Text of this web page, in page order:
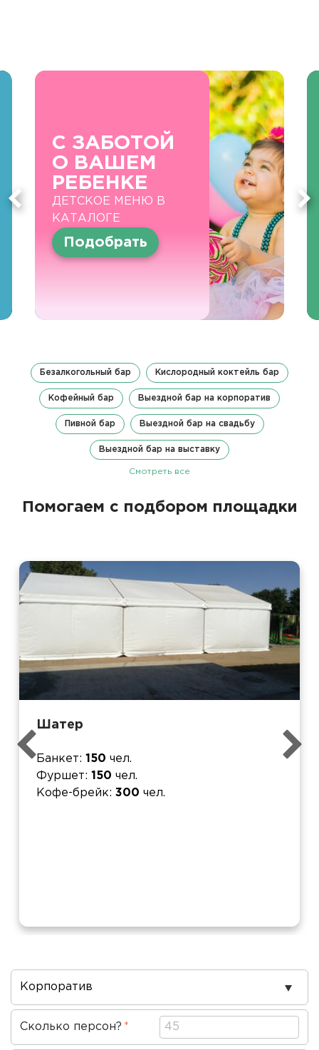
С ЗАБОТОЙ
О ВАШЕМ
РЕБЕНКЕ
ДЕТСКОЕ МЕНЮ В
КАТАЛОГЕ
Подобрать
Безалкогольный бар Кислородный коктейль бар
Кофейный бар Выездной бар на корпоратив
Пивной бар Выездной бар на свадьбу
Выездной бар на выставку
Смотреть все
Помогаем с подбором площадки
Шатер
Банкет 150 чел.
Фуршет
150 чел.
Кофе-брейк
300 чел.
Повод
проведения
Сколько персон?